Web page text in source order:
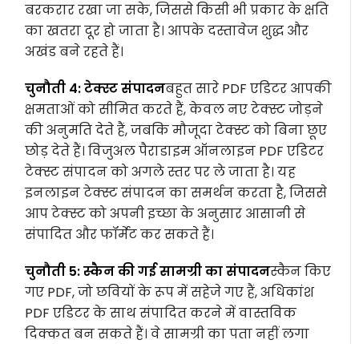
बरकरार रखा जा सके, जिससे किसी भी प्रकार के क्षति
का खतरा दूर हो जाता है। आपके दस्तावेज शुद्ध और
अखंड बने रहते हैं।
चुनौती 4: टेक्स्ट संपादनबहुत सारे PDF एडिटर आपकी
क्षमताओं को सीमित करते हैं, केवल नए टेक्स्ट जोड़ने
की अनुमति देते हैं, जबकि मौजूदा टेक्स्ट को बिना छूए
छोड़ देते हैं। विजुअल पैराडाइम ऑनलाइन PDF एडिटर
टेक्स्ट संपादन को अगले स्तर पर ले जाता है। यह
इनलाइन टेक्स्ट संपादन का समर्थन करता है, जिससे
आप टेक्स्ट को अपनी इच्छा के अनुसार आसानी से
संपादित और फॉर्मेट कर सकते हैं।
चुनौती 5: स्कैन की गई सामग्री का संपादनस्कैन किए
गए PDF, जो छवियों के रूप में सहेजे गए हैं, अधिकांश
PDF एडिटर के साथ संपादित करने में वास्तविक
दिक्कत बन सकते हैं। वे सामग्री का पता नहीं लगा